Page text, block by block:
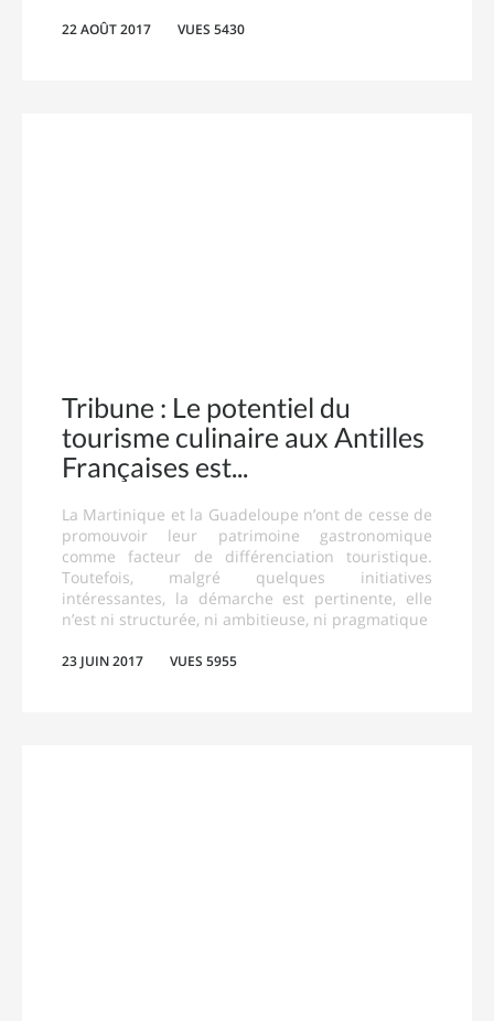
22 AOÛT 2017 VUES 5430
Tribune : Le potentiel du
tourisme culinaire aux Antilles
Françaises est
La Martinique et la Guadeloupe n’ont de cesse de
promouvoir leur patrimoine gastronomique
comme facteur de différenciation touristique.
Toutefois, malgré quelques initiatives
intéressantes, la démarche est pertinente, elle
n’est ni structurée, ni ambitieuse, ni pragmatique
23 JUIN 2017 VUES 5955